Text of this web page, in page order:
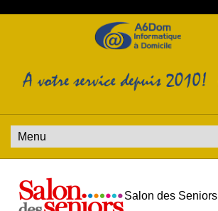
Salon des Seniors